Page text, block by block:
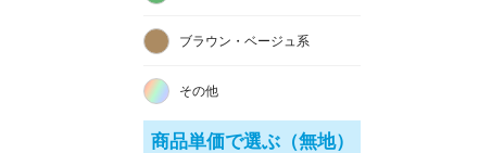
ブラウン・ベージュ系
その他
商品単価で選ぶ（無地）